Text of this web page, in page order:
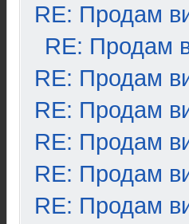
RE: Продам
RE: Продам
RE: Продам
RE: Продам
RE: Продам
RE: Продам
RE: Продам